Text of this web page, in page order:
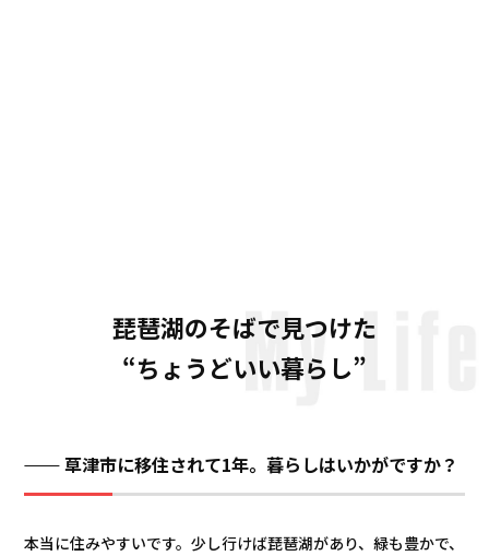
琵琶湖のそばで見つけた
“ちょうどいい暮らし”
草津市に移住されて1年。暮らしはいかがですか？
本当に住みやすいです。少し行けば琵琶湖があり、緑も豊かで、